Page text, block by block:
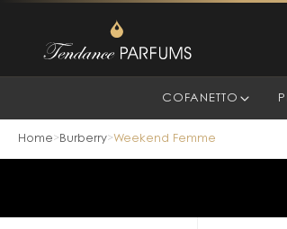
COFANETTO
Home> Burberry>Weekend Femme